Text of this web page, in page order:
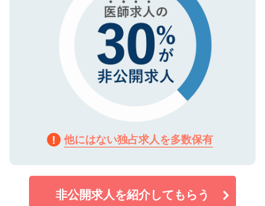
他にはない独占求人を多数保有
非公開求人を紹介してもらう